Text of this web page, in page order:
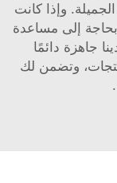
وإذا كانت
إلى مساعدة
جاهزة دائمًا
وتضمن لك